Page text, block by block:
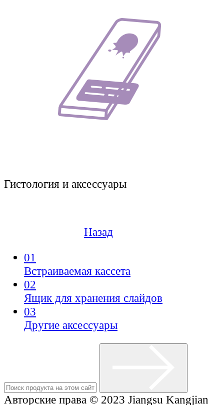
Гистология и аксессуары
Назад
01
Встраиваемая кассета
02
Ящик для хранения слайдов
03
Другие аксессуары
Авторские права © 2023 Jiangsu Kangjian